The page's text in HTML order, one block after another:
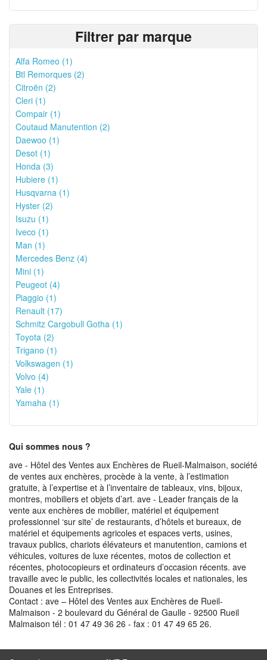
Filtrer par marque
Alfa Romeo (1)
Btl Remorques (2)
Citroën (2)
Cleri (1)
Compair (1)
Coutaud Manutention (2)
Daewoo (1)
Desot (1)
Honda (3)
Hubiere (1)
Husqvarna (1)
Hyster (2)
Isuzu (1)
Iveco (1)
Man (1)
Mercedes Benz (4)
Mini (1)
Peugeot (4)
Piaggio (1)
Renault (17)
Schmitz Cargobull Gotha (1)
Toyota (2)
Trigano (1)
Volkswagen (1)
Volvo (4)
Yale (1)
Yamaha (1)
Qui sommes nous ?
ave - Hôtel des Ventes aux Enchères de Rueil-Malmaison, société
de ventes aux enchères, procède à la vente, à l’estimation
gratuite, à l’expertise et à l’inventaire de tableaux, vins, bijoux,
montres, mobiliers et objets d’art. ave - Leader français de la
vente aux enchères de mobilier, matériel et équipement
professionnel ‘sur site’ de restaurants, d’hôtels et bureaux, de
matériel et équipements agricoles et espaces verts, usines,
travaux publics, chariots élévateurs et manutention, camions et
véhicules, voitures de luxe récentes, motos de collection et
récentes, photocopieurs et ordinateurs d’occasion récents. ave
travaille avec le public, les collectivités locales et nationales, les
Douanes et les Entreprises.
Contact : ave – Hôtel des Ventes aux Enchères de Rueil-
Malmaison - 2 boulevard du Général de Gaulle - 92500 Rueil
Malmaison tél : 01 47 49 36 26 - fax : 01 47 49 65 26.